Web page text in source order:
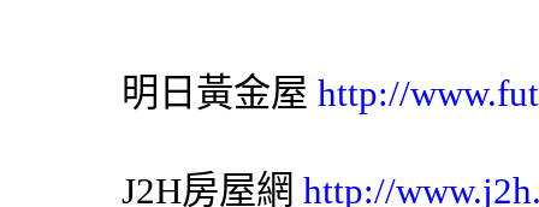
明日黃金屋 http://
J2H房屋網 http://